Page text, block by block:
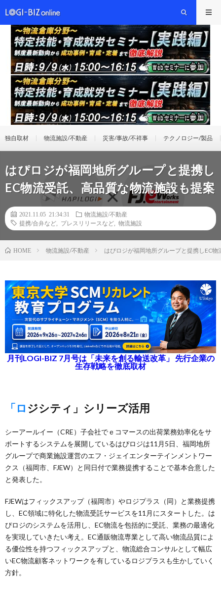
独自取材 物流施設/不動産 災害/事故/不祥事 テクノロジー/製品
はぴロジが福岡地所グループと提携し
EC物流受託、高品質な物流施設も提案
2021.11.05 21:34:31
物流施設/不動産
提携/合弁など
プレスリリースなど 物流施設
HOME 物流施設/不動産 はぴロジが福岡地所グループと提携しEC
月刊LOGI-BIZ 7月号は「未来を創る輸送改革」 先行企業の
生存戦略を徹底取材
「ロジシティ」シリーズ活用
シーアールイー（CRE）子会社でｅコマースの出荷業務効率化をサ
ポートするシステムを展開しているはぴロジは11月5日、福岡地所
グループで商業施設運営のエフ・ジェイエンターテインメントワー
クス（福岡市、FJEW）と同日付で業務提携することで基本合意した
と発表した。
FJEWはフィックスアップ（福岡市）やロジプラス（同）と業務提携
し、EC領域に特化した物流受託サービスを11月にスタートした。は
ぴロジのシステムを活用し、EC物流を包括的に受託、業務の最適化
を実現していきたい考え。EC通販物流専業として高い物流品質によ
る優位性を持つフィックスアップと、物流総合コンサルとして幅広
いEC物流顧客ネットワークを有しているロジプラスも生かしていく
方針。